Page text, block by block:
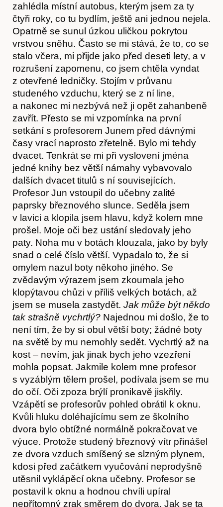
Obchod
zahlédla místní autobus, kterým jsem za ty
čtyři roky, co tu bydlím, ještě ani jednou nejela.
Opatrně se sunul úzkou uličkou pokrytou
vrstvou sněhu. Často se mi stává, že to, co se
stalo včera, mi přijde jako před deseti lety, a v
rozrušení zapomenu, co jsem chtěla vyndat
z otevřené ledničky. Stojím v průvanu
studeného vzduchu, který se z ní line,
a nakonec mi nezbývá než ji opět zahanbeně
zavřít. Přesto se mi vzpomínka na první
setkání s profesorem Junem před dávnými
časy vrací naprosto zřetelně. Bylo mi tehdy
dvacet. Tenkrát se mi při vyslovení jména
jedné knihy bez větší námahy vybavovalo
dalších dvacet titulů s ní souvisejících.
Profesor Jun vstoupil do učebny zalité
paprsky březnového slunce. Seděla jsem
v lavici a klopila jsem hlavu, když kolem mne
prošel. Moje oči bez ustání sledovaly jeho
paty. Noha mu v botách klouzala, jako by byly
snad o celé číslo větší. Vypadalo to, že si
omylem nazul boty někoho jiného. Se
zvědavým výrazem jsem zkoumala jeho
klopýtavou chůzi v příliš velkých botách, až
jsem se musela zastydět. Jak může být někdo
tak strašně vychrtlý? Najednou mi došlo, že to
není tím, že by si obul větší boty; žádné boty
na světě by mu nemohly sedět. Vychrtlý až na
kost – nevím, jak jinak bych jeho vzezření
mohla popsat. Jakmile kolem mne profesor
s vyzáblým tělem prošel, podívala jsem se mu
do očí. Oči zpoza brýlí pronikavě jiskřily.
Vzápětí se profesorův pohled obrátil k oknu.
Kvůli hluku doléhajícímu sem ze školního
dvora bylo obtížné normálně pokračovat ve
výuce. Protože studený březnový vítr přinášel
ze dvora vzduch smíšený se slzným plynem,
kdosi před začátkem vyučování neprodyšně
utěsnil vyklápěcí okna učebny. Profesor se
postavil k oknu a hodnou chvíli upíral
nepřítomný zrak směrem do dvora. Jak se ta